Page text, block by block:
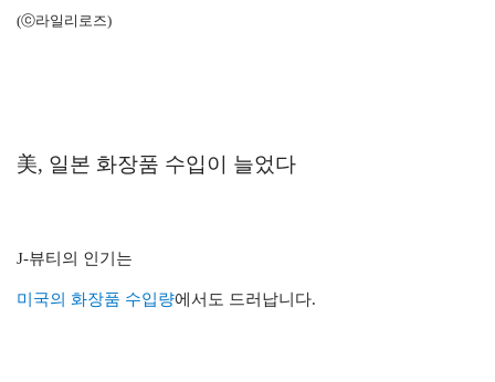
(ⓒ라일리로즈)
美, 일본 화장품 수입이 늘었다
J-뷰티의 인기는
미국의 화장품 수입량에서도 드러납니다.